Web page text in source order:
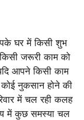
घर में किसी शुभ
जरूरी काम को
आपने किसी काम
नुकसान होने की
में चल रही कलह
में कुछ समस्या चल